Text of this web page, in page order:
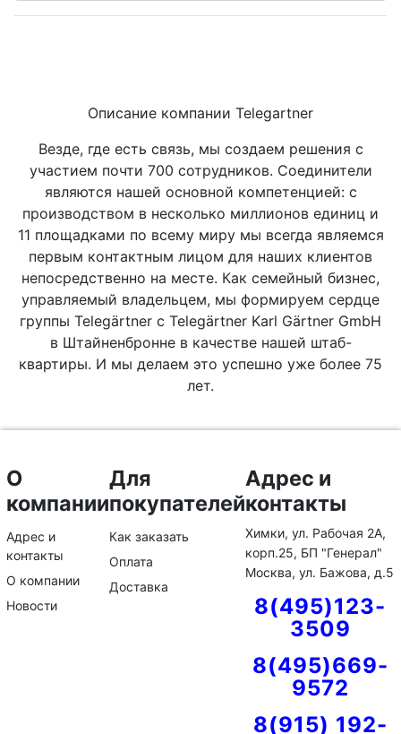
Описание компании Telegartner
Везде, где есть связь, мы создаем решения с
участием почти 700 сотрудников. Соединители
являются нашей основной компетенцией: с
производством в несколько миллионов единиц и
11 площадками по всему миру мы всегда являемся
первым контактным лицом для наших клиентов
непосредственно на месте. Как семейный бизнес,
управляемый владельцем, мы формируем сердце
группы Telegärtner с Telegärtner Karl Gärtner GmbH
в Штайненбронне в качестве нашей штаб-
квартиры. И мы делаем это успешно уже более 75
лет.
О
компании
Адрес и
контакты
О компании
Новости
Для
покупателей
Как заказать
Оплата
Доставка
Адрес и
контакты
Химки, ул. Рабочая 2А,
корп.25, БП "Генерал"
Москва, ул. Бажова, д.5
8(495)123-
3509
8(495)669-
9572
8(915) 192-